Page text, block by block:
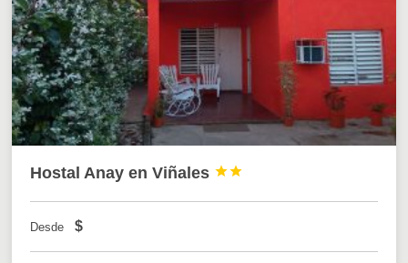
Hostal Anay en Viñales 

Desde $